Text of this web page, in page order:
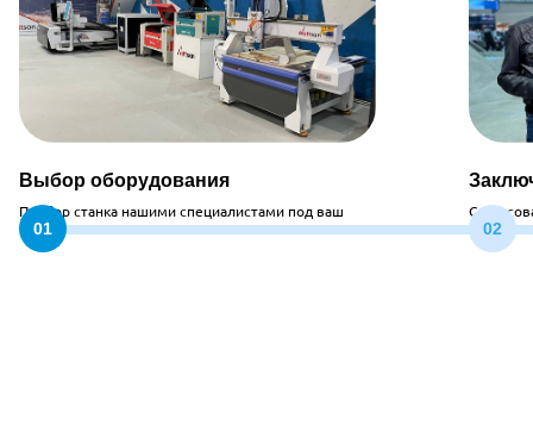
Выбор оборудования
Подбор станка нашими специалистами под ваш
запрос